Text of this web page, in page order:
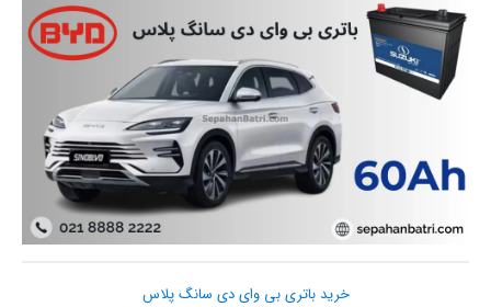
خرید باتری بی وای دی سانگ پلاس